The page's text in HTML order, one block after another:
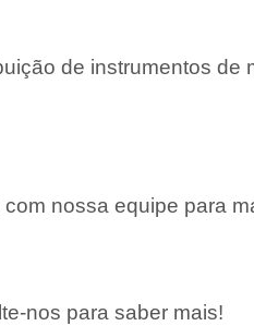
de instrumentos de
nossa equipe para
nos para saber mais!